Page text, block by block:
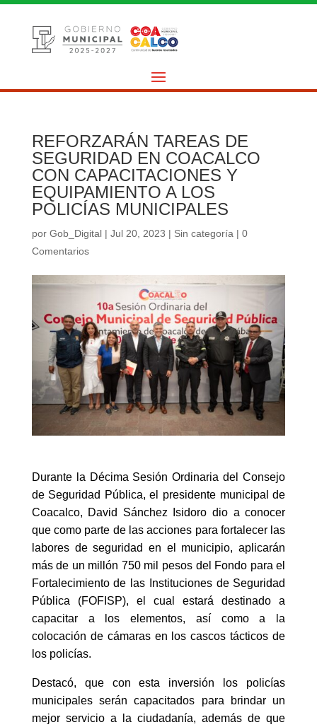
REFORZARÁN TAREAS DE
SEGURIDAD EN COACALCO
CON CAPACITACIONES Y
EQUIPAMIENTO A LOS
POLICÍAS MUNICIPALES
por Gob_Digital| Jul 20, 2023 | Sin categoría | 0
Comentarios
Durante la Décima Sesión Ordinaria del Consejo
de Seguridad Pública, el presidente municipal de
Coacalco, David Sánchez Isidoro dio a conocer
que como parte de las acciones para fortalecer las
labores de seguridad en el municipio, aplicarán
más de un millón 750 mil pesos del Fondo para el
Fortalecimiento de las Instituciones de Seguridad
Pública (FOFISP), el cual estará destinado a
capacitar a los elementos, así como a la
colocación de cámaras en los cascos tácticos de
los policías.
Destacó, que con esta inversión los policías
municipales serán capacitados para brindar un
mejor servicio a la ciudadanía, además de que